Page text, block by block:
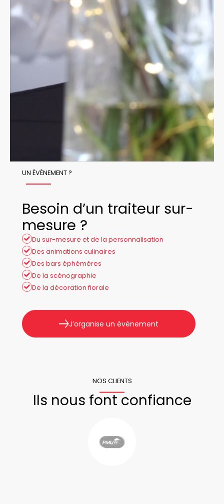
UN ÉVÈNEMENT ?
Besoin d’un traiteur sur-
mesure ?
Du sur-mesure et de la personnalisation
Des animations culinaires
Des bars éphémères
De la scénographie
De la décoration florale
J’organise un évènement
NOS CLIENTS
Ils nous font confiance